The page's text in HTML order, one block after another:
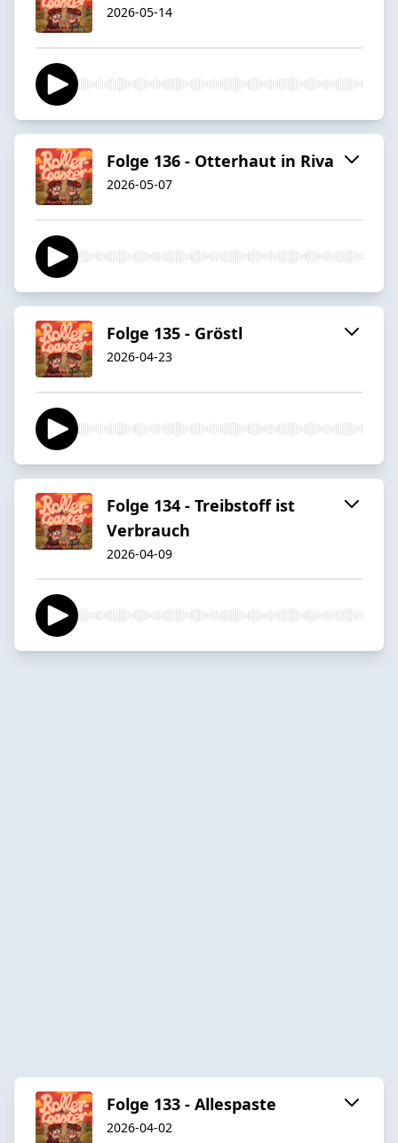
2026-05-14
Folge 136 - Otterhaut in Riva
2026-05-07
Folge 135 - Gröstl
2026-04-23
Folge 134 - Treibstoff ist
Verbrauch
2026-04-09
Folge 133 - Allespaste
2026-04-02